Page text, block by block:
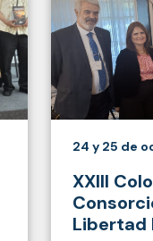
24 y 25 de
XXIII
Libertad